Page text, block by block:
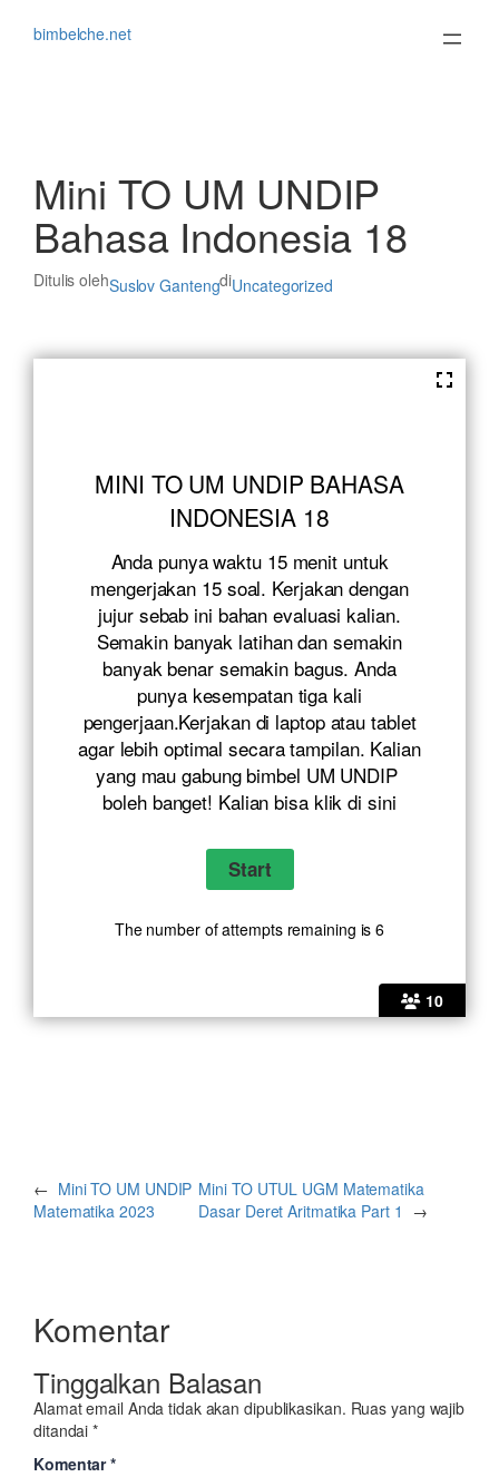
bimbelche.net
Mini TO UM UNDIP
Bahasa Indonesia 18
Ditulis olehSuslov GantengdiUncategorized
10
MINI TO UM UNDIP BAHASA
INDONESIA 18
Anda punya waktu 15 menit untuk
mengerjakan 15 soal. Kerjakan dengan
jujur sebab ini bahan evaluasi kalian.
Semakin banyak latihan dan semakin
banyak benar semakin bagus. Anda
punya kesempatan tiga kali
pengerjaan.Kerjakan di laptop atau tablet
agar lebih optimal secara tampilan. Kalian
yang mau gabung bimbel UM UNDIP
boleh banget! Kalian bisa klikdi sini
The number of attempts remaining is 6
← Mini TO UM UNDIP
Matematika 2023
Mini TO UTUL UGM Matematika
Dasar Deret Aritmatika Part 1
→
Komentar
Tinggalkan Balasan
Alamat email Anda tidak akan dipublikasikan. Ruas yang wajib
ditandai*
Komentar*